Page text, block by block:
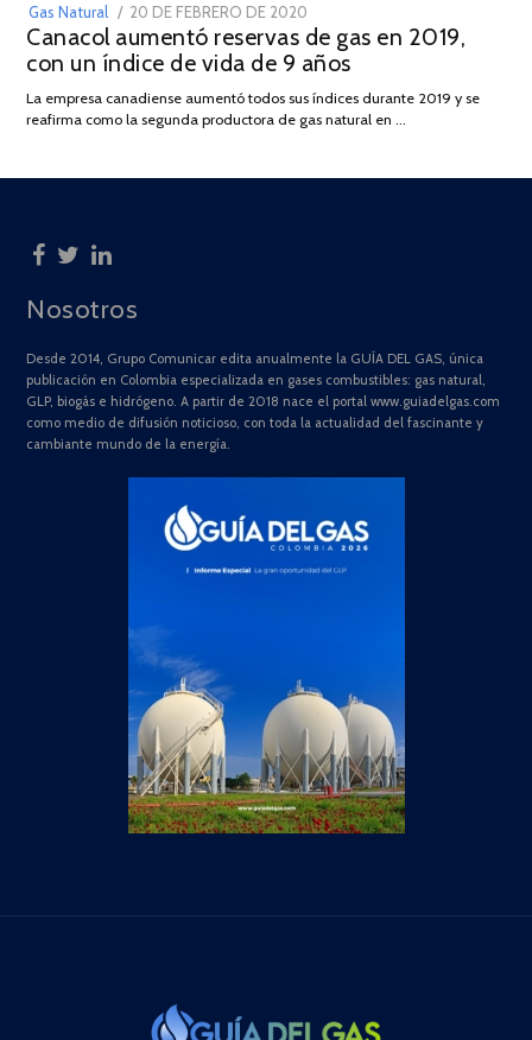
Gas Natural
POSTED
ON
20 DE FEBRERO DE 2020
DE
JULIO
2025
Canacol aumentó reservas de gas en 2019,
con un índice de vida de 9 años
La empresa canadiense aumentó todos sus índices durante 2019 y se
reafirma como la segunda productora de gas natural en …
Nosotros
Desde 2014, Grupo Comunicar edita anualmente la GUÍA DEL GAS, única
publicación en Colombia especializada en gases combustibles: gas natural,
GLP, biogás e hidrógeno. A partir de 2018 nace el portal www.guiadelgas.com
como medio de difusión noticioso, con toda la actualidad del fascinante y
cambiante mundo de la energía.